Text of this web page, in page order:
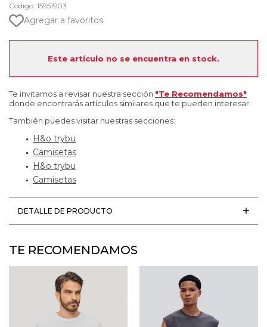
Código: 15951903
Agregar a favoritos
Este artículo no se encuentra en stock.
Te invitamos a revisar nuestra sección "Te Recomendamos"
donde encontrarás artículos similares que te pueden interesar.
También puedes visitar nuestras secciones:
H&o trybu
Camisetas
H&o trybu
Camisetas
DETALLE DE PRODUCTO
TE RECOMENDAMOS